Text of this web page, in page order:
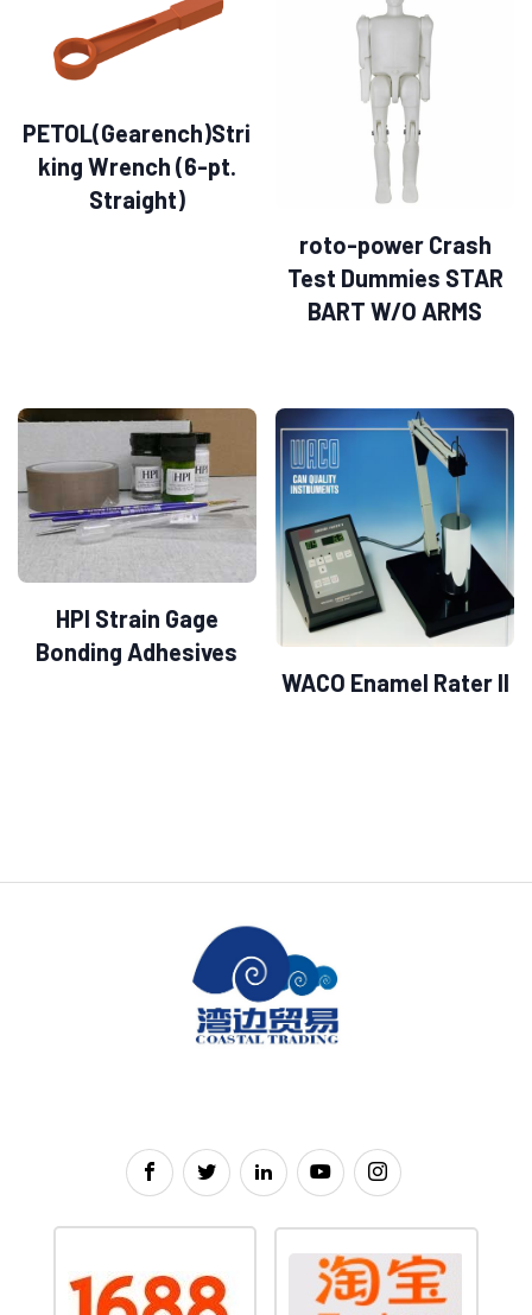
PETOL(Gearench)Stri
king Wrench (6-pt.
Straight)
roto-power Crash
Test Dummies STAR
BART W/O ARMS
HPI Strain Gage
Bonding Adhesives
WACO Enamel Rater II